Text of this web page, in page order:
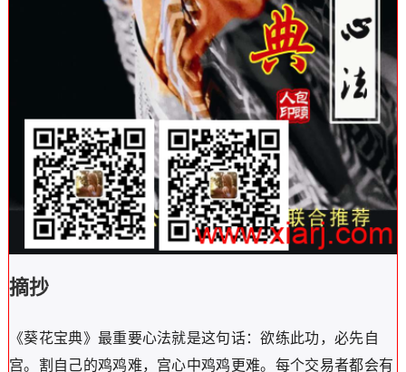
摘抄
《葵花宝典》最重要心法就是这句话：欲练此功，必先自
宫。割自己的鸡鸡难，宫心中鸡鸡更难。每个交易者都会有